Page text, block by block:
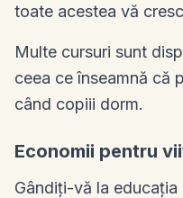
toate acestea vă
Multe cursuri sunt
ceea ce înseamnă că
când copiii dorm.
Economii pentru
Gândiți-vă la